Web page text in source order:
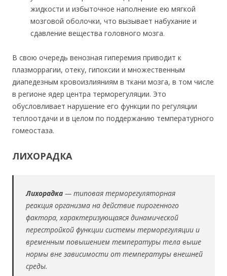
жидкости и избыточное наполнение ею мягкой
мозговой оболочки, что вызывает набухание и
сдавление вещества головного мозга.
В свою очередь венозная гиперемия приводит к
плазморрагии, отеку, гипоксии и множественным
диапедезным кровоизлияниям в ткани мозга, в том числе
в регионе ядер центра терморегуляции. Это
обусловливает нарушение его функции по регуляции
теплоотдачи и в целом по поддержанию температурного
гомеостаза.
ЛИХОРАДКА
Лихорадка — типовая терморегуляторная
реакция организма на действие пирогенного
фактора, характеризующаяся динамической
перестройкой функции системы терморегуляции и
временным повышением температуры тела выше
нормы вне зависимости от температуры внешней
среды.